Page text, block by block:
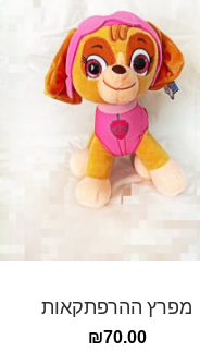
מפרץ ההרפתקאות
₪70.00